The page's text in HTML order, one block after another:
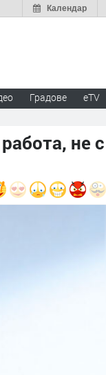
Календар
Градове eTV
не с